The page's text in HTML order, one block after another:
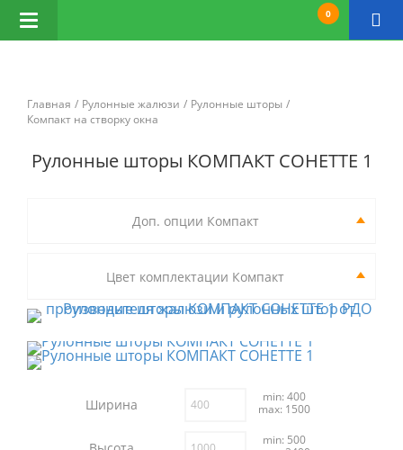
0
Открыть
навигацию
Главная Рулонные жалюзи
Рулонные шторы
Компакт на створку окна
Рулонные шторы КОМПАКТ СОНЕТТЕ 1
Доп. опции Компакт
Цвет комплектации Компакт
Ширина
min: 400
max: 1500
min: 500